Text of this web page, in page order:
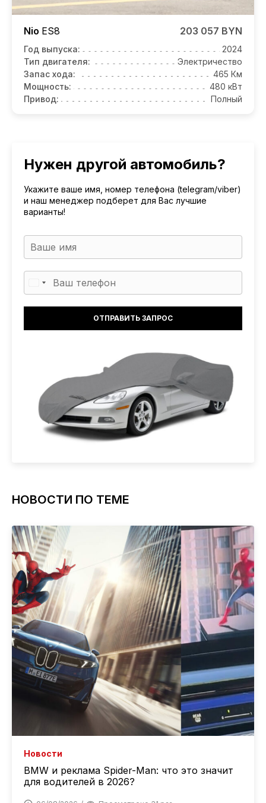
Nio ES8 203 057 BYN
Год выпуска:
2024
Тип двигателя:
Электричество
Запас хода:
465 Км
Мощность:
480 кВт
Привод:
Полный
Нужен другой автомобиль?
Укажите ваше имя, номер телефона (telegram/viber)
и наш менеджер подберет для Вас лучшие
варианты!
НОВОСТИ ПО ТЕМЕ
Новости
BMW и реклама Spider-Man: что это значит
для водителей в 2026?